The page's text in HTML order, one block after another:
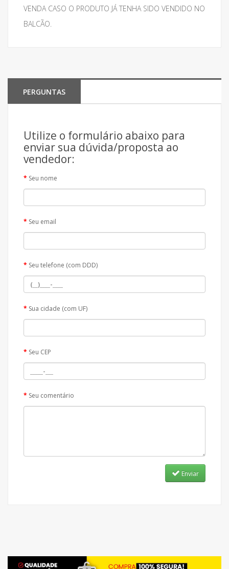
VENDA CASO O PRODUTO JÁ TENHA SIDO VENDIDO NO
BALCÃO.
PERGUNTAS
Utilize o formulário abaixo para
enviar sua dúvida/proposta ao
vendedor:
Seu nome
Seu email
Seu telefone (com DDD)
Sua cidade (com UF)
Seu CEP
Seu comentário
Enviar